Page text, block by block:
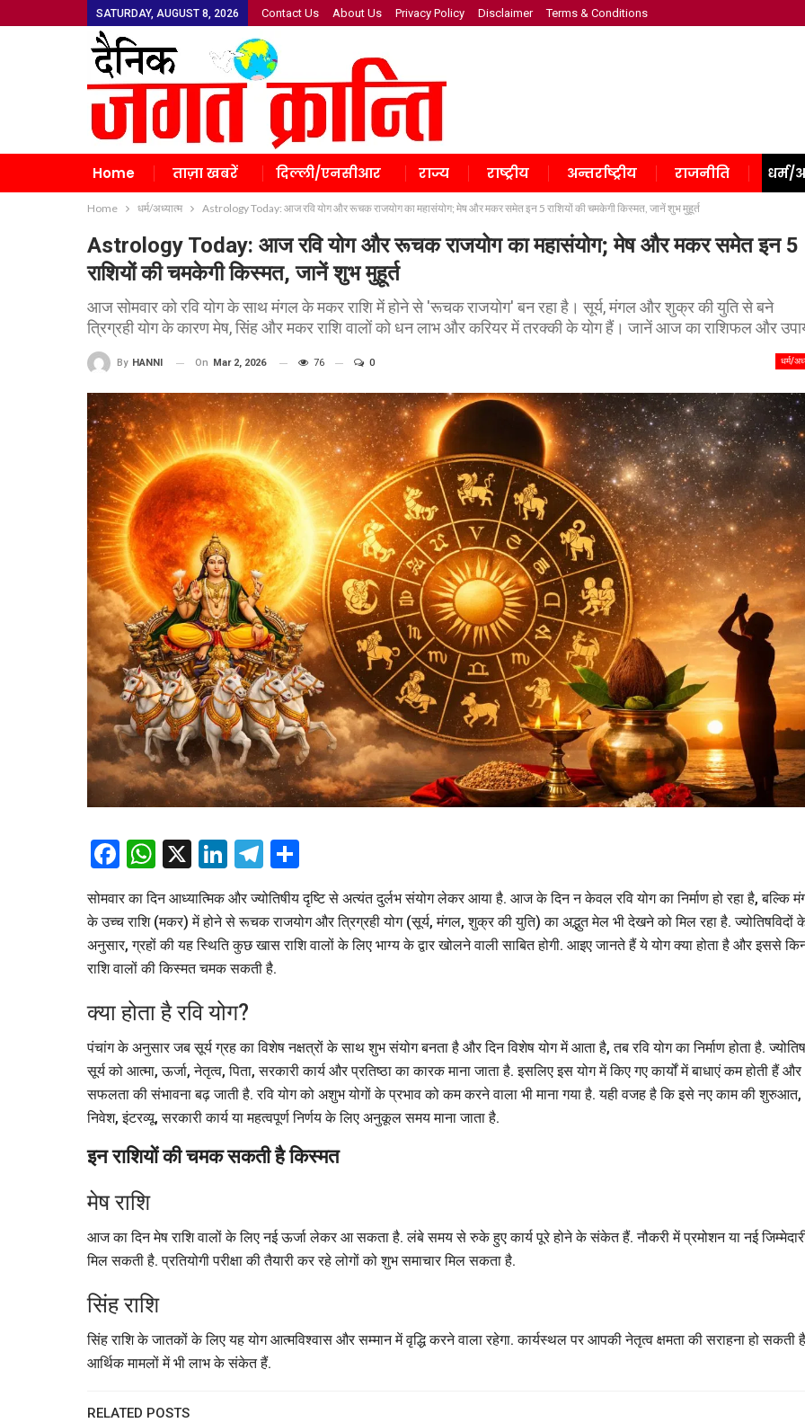
SATURDAY, AUGUST 8, 2026 Contact Us About Us Privacy Policy Disclaimer Terms & Conditions
Home ताज़ा खबरें दिल्ली/एनसीआर राज्य राष्ट्रीय अन्तर्राष्ट्रीय राजनीति धर्म/
Home धर्म/अध्यात्म Astrology Today: आज रवि योग और रूचक राजयोग का महासंयोग; मेष और मकर समेत इन 5 राशियों की चमकेगी किस्मत, जानें शुभ मुहूर्त
Astrology Today: आज रवि योग और रूचक राजयोग का महासंयोग; मेष और मकर समेत इन 5
राशियों की चमकेगी किस्मत, जानें शुभ मुहूर्त
आज सोमवार को रवि योग के साथ मंगल के मकर राशि में होने से 'रूचक राजयोग' बन रहा है। सूर्य, मंगल और शुक्र की युति से बने
त्रिग्रही योग के कारण मेष, सिंह और मकर राशि वालों को धन लाभ और करियर में तरक्की के योग हैं। जानें आज का राशिफल और
धर्म/
By HANNI On Mar 2, 2026 76 0
Facebook
WhatsApp
X LinkedIn
Telegram
सोमवार का दिन आध्यात्मिक और ज्योतिषीय दृष्टि से अत्यंत दुर्लभ संयोग लेकर आया है. आज के दिन न केवल रवि योग का निर्माण हो रहा है, बल्कि
के उच्च राशि (मकर) में होने से रूचक राजयोग और त्रिग्रही योग (सूर्य, मंगल, शुक्र की युति) का अद्भुत मेल भी देखने को मिल रहा है. ज्योतिषविदों
अनुसार, ग्रहों की यह स्थिति कुछ खास राशि वालों के लिए भाग्य के द्वार खोलने वाली साबित होगी. आइए जानते हैं ये योग क्या होता है और इससे
राशि वालों की किस्मत चमक सकती है.
क्या होता है रवि योग?
पंचांग के अनुसार जब सूर्य ग्रह का विशेष नक्षत्रों के साथ शुभ संयोग बनता है और दिन विशेष योग में आता है, तब रवि योग का निर्माण होता है.
सूर्य को आत्मा, ऊर्जा, नेतृत्व, पिता, सरकारी कार्य और प्रतिष्ठा का कारक माना जाता है. इसलिए इस योग में किए गए कार्यों में बाधाएं कम होती हैं और
सफलता की संभावना बढ़ जाती है. रवि योग को अशुभ योगों के प्रभाव को कम करने वाला भी माना गया है. यही वजह है कि इसे नए काम की शुरुआत,
निवेश, इंटरव्यू, सरकारी कार्य या महत्वपूर्ण निर्णय के लिए अनुकूल समय माना जाता है.
इन राशियों की चमक सकती है किस्मत
मेष राशि
आज का दिन मेष राशि वालों के लिए नई ऊर्जा लेकर आ सकता है. लंबे समय से रुके हुए कार्य पूरे होने के संकेत हैं. नौकरी में प्रमोशन या नई
मिल सकती है. प्रतियोगी परीक्षा की तैयारी कर रहे लोगों को शुभ समाचार मिल सकता है.
सिंह राशि
सिंह राशि के जातकों के लिए यह योग आत्मविश्वास और सम्मान में वृद्धि करने वाला रहेगा. कार्यस्थल पर आपकी नेतृत्व क्षमता की सराहना हो सकती
आर्थिक मामलों में भी लाभ के संकेत हैं.
RELATED POSTS